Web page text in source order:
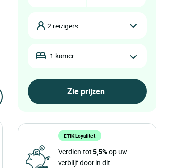
2 reizigers
1 kamer
ETIK Loyaliteit
Verdien tot 5,5%op uw
verblijf door in dit